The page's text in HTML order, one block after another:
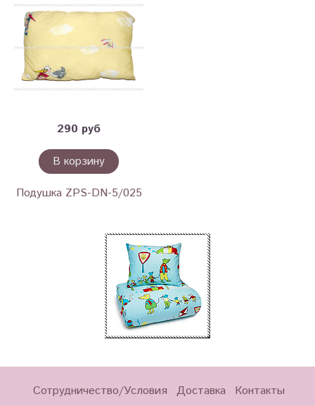
290 руб
В корзину
Подушка ZPS-DN-5/025
Сотрудничество/Условия Доставка
Контакты